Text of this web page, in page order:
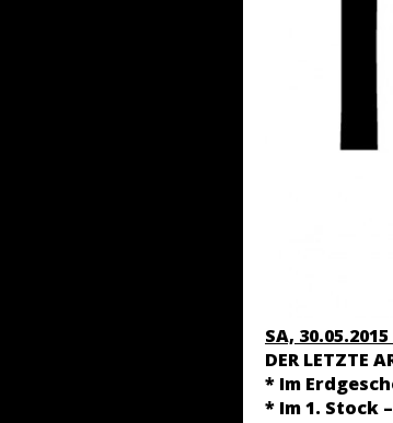
SA,
DER LETZTE
* Im
* Im 1. Stock